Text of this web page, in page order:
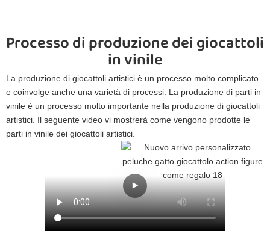
Processo di produzione dei giocattoli
in vinile
La produzione di giocattoli artistici è un processo molto complicato
e coinvolge anche una varietà di processi. La produzione di parti in
vinile è un processo molto importante nella produzione di giocattoli
artistici. Il seguente video vi mostrerà come vengono prodotte le
parti in vinile dei giocattoli artistici.